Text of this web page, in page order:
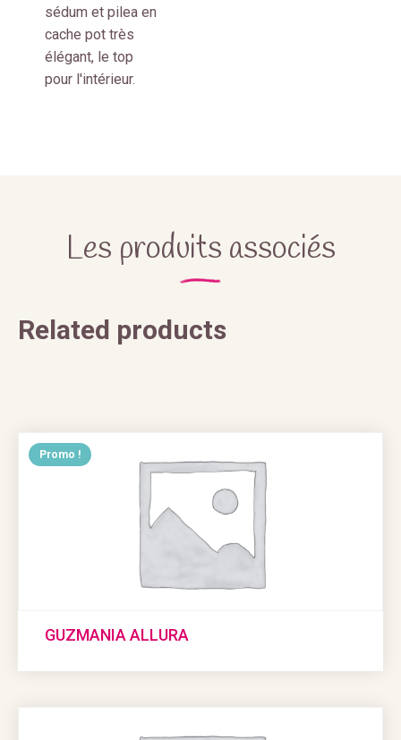
sédum et pilea en
cache pot très
élégant, le top
pour l'intérieur.
Les produits associés
Related products
Promo !
GUZMANIA ALLURA